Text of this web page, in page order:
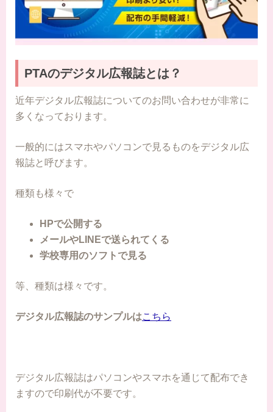
PTAのデジタル広報誌とは？
近年デジタル広報誌についてのお問い合わせが非常に
多くなっております。
一般的にはスマホやパソコンで見るものをデジタル広
報誌と呼びます。
種類も様々で
HPで公開する
メールやLINEで送られてくる
学校専用のソフトで見る
等、種類は様々です。
デジタル広報誌のサンプルはこちら
デジタル広報誌はパソコンやスマホを通じて配布でき
ますので印刷代が不要です。